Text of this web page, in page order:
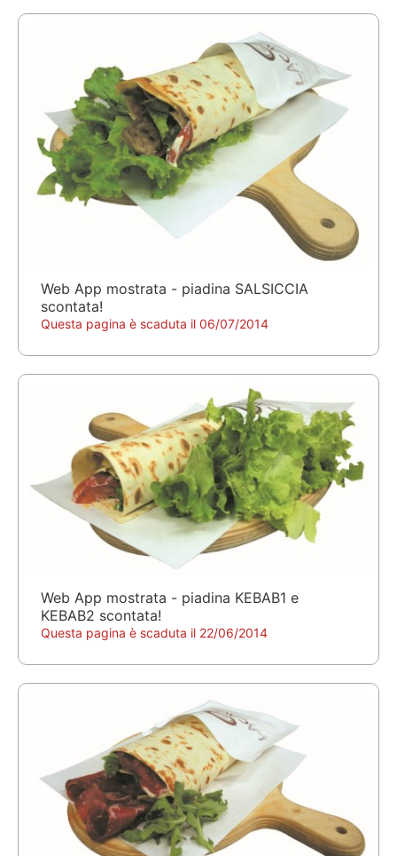
Web App mostrata - piadina SALSICCIA
scontata!
Questa pagina è scaduta il 06/07/2014
Web App mostrata - piadina KEBAB1 e
KEBAB2 scontata!
Questa pagina è scaduta il 22/06/2014